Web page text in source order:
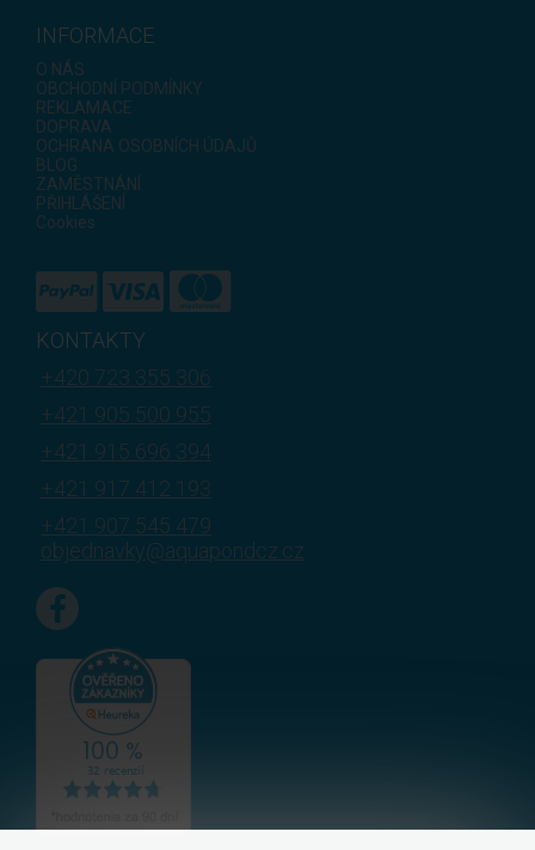
INFORMACE
O NÁS
OBCHODNÍ PODMÍNKY
REKLAMACE
DOPRAVA
OCHRANA OSOBNÍCH ÚDAJŮ
BLOG
ZAMĚSTNÁNÍ
PŘIHLÁŠENÍ
Cookies
KONTAKTY
+420 723 355 306
+421 905 500 955
+421 915 696 394
+421 917 412 193
+421 907 545 479
objednavky@aquapondcz.cz